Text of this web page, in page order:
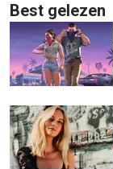
Best gelezen